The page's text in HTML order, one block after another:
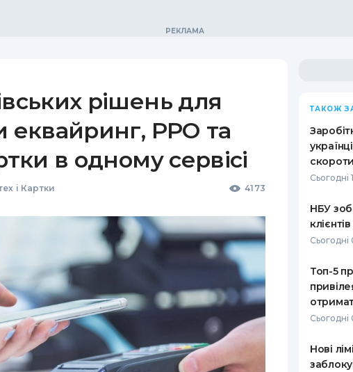
рішень для
РРО та
в одному сервісі
і Картки 4173
ТАКОЖ
Сьогодні
НБУ
Сьогодні
Топ-5
Сьогодні
Нові